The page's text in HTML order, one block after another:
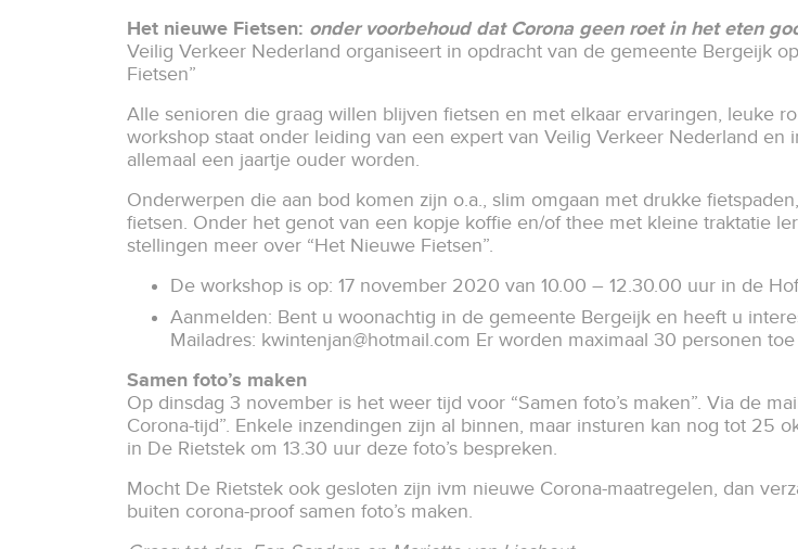
Het nieuwe Fietsen: onder voorbehoud dat Corona geen roet in het eten
Veilig Verkeer Nederland organiseert in opdracht van de gemeente Bergeijk
Fietsen”
Alle senioren die graag willen blijven fietsen en met elkaar ervaringen, leuke
workshop staat onder leiding van een expert van Veilig Verkeer Nederland
allemaal een jaartje ouder worden.
Onderwerpen die aan bod komen zijn o.a., slim omgaan met drukke
fietsen. Onder het genot van een kopje koffie en/of thee met kleine traktatie
stellingen meer over “Het Nieuwe Fietsen”.
De workshop is op: 17 november 2020 van 10.00 – 12.30.00 uur in de
Aanmelden: Bent u woonachtig in de gemeente Bergeijk en heeft u
Mailadres: kwintenjan@hotmail.com Er worden maximaal 30 personen
Samen foto’s maken
Op dinsdag 3 november is het weer tijd voor “Samen foto’s maken”. Via de
Corona-tijd”. Enkele inzendingen zijn al binnen, maar insturen kan nog tot 25
in De Rietstek om 13.30 uur deze foto’s bespreken.
Mocht De Rietstek ook gesloten zijn ivm nieuwe Corona-maatregelen, dan
buiten corona-proof samen foto’s maken.